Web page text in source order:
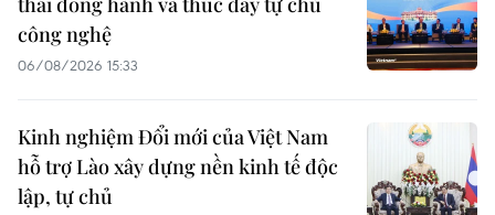
công nghệ
06/08/2026 15:33
Kinh nghiệm Đổi mới của Việt Nam
hỗ trợ Lào xây dựng nền kinh tế độc
lập, tự chủ